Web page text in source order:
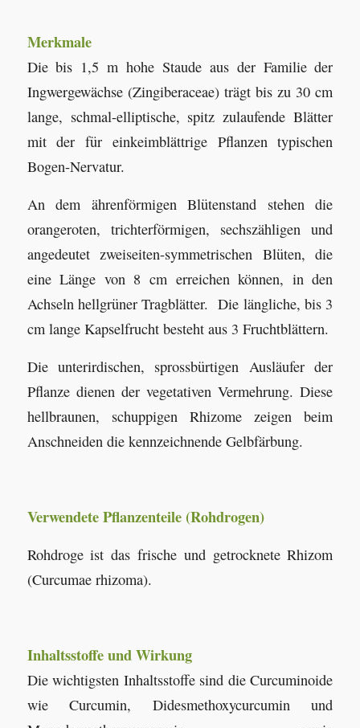
Merkmale
Die bis 1,5 m hohe Staude aus der Familie der
Ingwergewächse (Zingiberaceae) trägt bis zu 30 cm
lange, schmal-elliptische, spitz zulaufende Blätter
mit der für einkeimblättrige Pflanzen typischen
Bogen-Nervatur.
An dem ährenförmigen Blütenstand stehen die
orangeroten, trichterförmigen, sechszähligen und
angedeutet zweiseiten-symmetrischen Blüten, die
eine Länge von 8 cm erreichen können, in den
Achseln hellgrüner Tragblätter. Die längliche, bis 3
cm lange Kapselfrucht besteht aus 3 Fruchtblättern.
Die unterirdischen, sprossbürtigen Ausläufer der
Pflanze dienen der vegetativen Vermehrung. Diese
hellbraunen, schuppigen Rhizome zeigen beim
Anschneiden die kennzeichnende Gelbfärbung.
Verwendete Pflanzenteile (Rohdrogen)
Rohdroge ist das frische und getrocknete Rhizom
(Curcumae rhizoma).
Inhaltsstoffe und Wirkung
Die wichtigsten Inhaltsstoffe sind die Curcuminoide
wie Curcumin, Didesmethoxycurcumin und